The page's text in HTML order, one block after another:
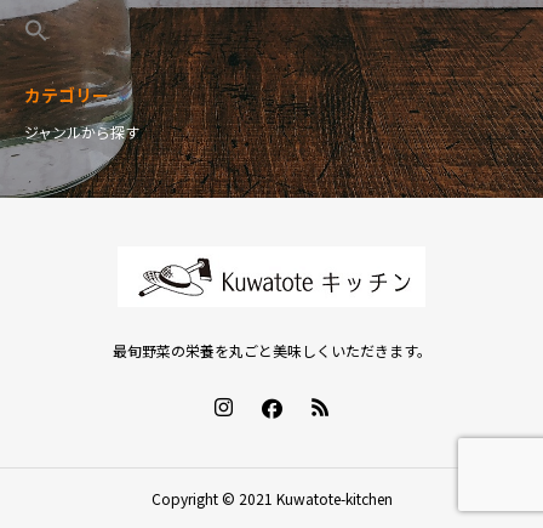
カテゴリー
ジャンルから探す
最旬野菜の栄養を丸ごと美味しくいただきます。
Copyright © 2021 Kuwatote-kitchen